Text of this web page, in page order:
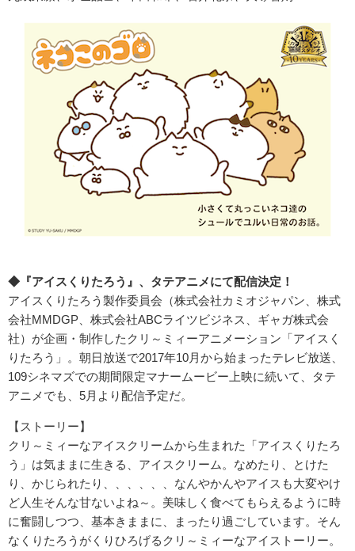
◆『アイスくりたろう』、タテアニメにて配信決定！
アイスくりたろう製作委員会（株式会社カミオジャパン、株式
会社MMDGP、株式会社ABCライツビジネス、ギャガ株式会
社）が企画・制作したクリ～ミィーアニメーション「アイスく
りたろう」。朝日放送で2017年10月から始まったテレビ放送、
109シネマズでの期間限定マナームービー上映に続いて、タテ
アニメでも、5月より配信予定だ。
【ストーリー】
クリ～ミィーなアイスクリームから生まれた「アイスくりたろ
う」は気ままに生きる、アイスクリーム。なめたり、とけた
り、かじられたり、、、、、、なんやかんやアイスも大変やけ
ど人生そんな甘ないよね～。美味しく食べてもらえるように時
に奮闘しつつ、基本きままに、まったり過ごしています。そん
なくりたろうがくりひろげるクリ～ミィーなアイストーリー。